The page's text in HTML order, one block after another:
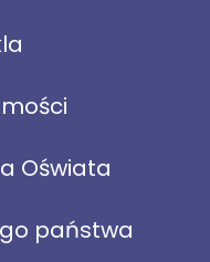
Oświata
państwa